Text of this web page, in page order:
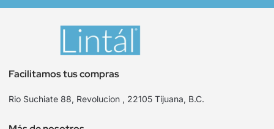
Facilitamos tus compras
Rio Suchiate 88, Revolucion , 22105 Tijuana, B.C.